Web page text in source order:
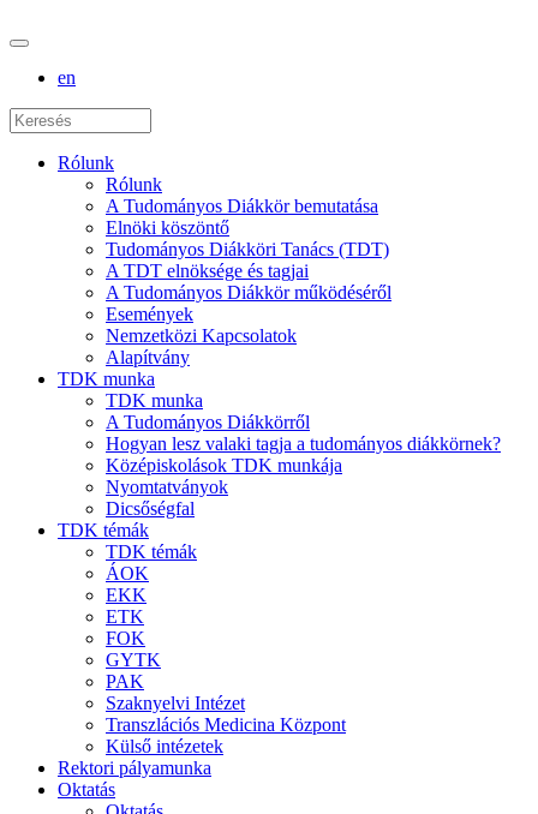
en
Rólunk
Rólunk
A Tudományos Diákkör bemutatása
Elnöki köszöntő
Tudományos Diákköri Tanács (TDT)
A TDT elnöksége és tagjai
A Tudományos Diákkör működéséről
Események
Nemzetközi Kapcsolatok
Alapítvány
TDK munka
TDK munka
A Tudományos Diákkörről
Hogyan lesz valaki tagja a tudományos diákkörnek?
Középiskolások TDK munkája
Nyomtatványok
Dicsőségfal
TDK témák
TDK témák
ÁOK
EKK
ETK
FOK
GYTK
PAK
Szaknyelvi Intézet
Transzlációs Medicina Központ
Külső intézetek
Rektori pályamunka
Oktatás